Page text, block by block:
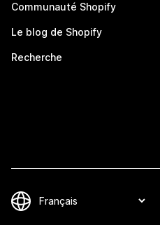
Communauté Shopify
Le blog de Shopify
Recherche